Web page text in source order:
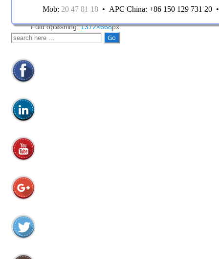
Billed information
Fuld opløsning:1372×668px
Mob: 20 47 81 18 • APC China: +86 150 129 731 20
Søg